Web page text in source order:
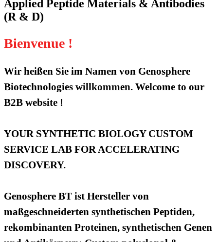
Applied Peptide Materials & Antibodies
(R & D)
Bienvenue !
Wir heißen Sie im Namen von Genosphere
Biotechnologies willkommen. Welcome to our
B2B website !
YOUR SYNTHETIC BIOLOGY CUSTOM
SERVICE LAB FOR ACCELERATING
DISCOVERY.
Genosphere BT ist Hersteller von
maßgeschneiderten synthetischen Peptiden,
rekombinanten Proteinen, synthetischen Genen